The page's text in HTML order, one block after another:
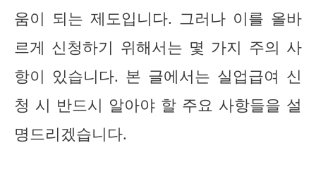
움이 되는 제도입니다. 그러나 이를 올바
르게 신청하기 위해서는 몇 가지 주의 사
항이 있습니다. 본 글에서는 실업급여 신
청 시 반드시 알아야 할 주요 사항들을 설
명드리겠습니다.